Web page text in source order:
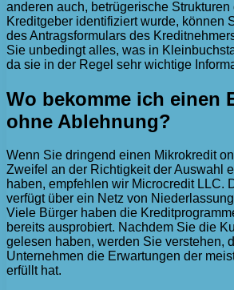
anderen auch, betrügerische
Kreditgeber identifiziert wurde, können
des Antragsformulars des
Sie unbedingt alles, was in
da sie in der Regel sehr wichtige
Wo bekomme ich einen
ohne Ablehnung?
Wenn Sie dringend einen Mikrokredit
Zweifel an der Richtigkeit der Auswahl
haben, empfehlen wir Microcredit LLC.
verfügt über ein Netz von
Viele Bürger haben die
bereits ausprobiert. Nachdem Sie die
gelesen haben, werden Sie verstehen,
Unternehmen die Erwartungen der
erfüllt hat.